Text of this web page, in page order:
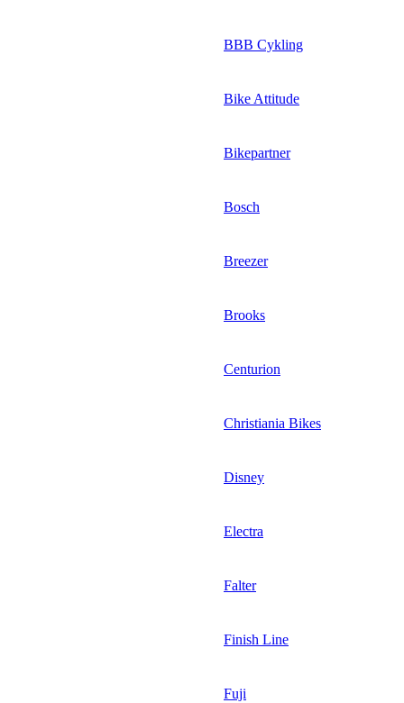
BBB Cykling
Bike Attitude
Bikepartner
Bosch
Breezer
Brooks
Centurion
Christiania Bikes
Disney
Electra
Falter
Finish Line
Fuji